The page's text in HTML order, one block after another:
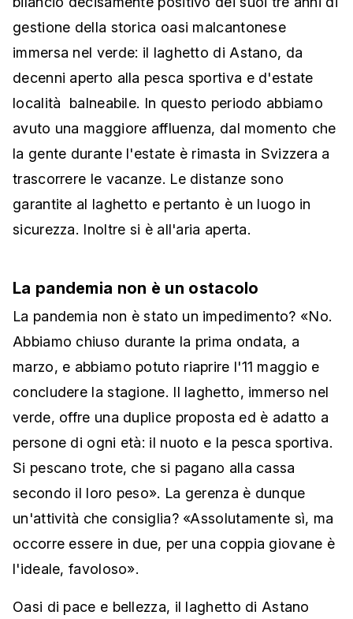
gestione della storica oasi malcantonese
immersa nel verde: il laghetto di Astano, da
decenni aperto alla pesca sportiva e d'estate
località balneabile. In questo periodo abbiamo
avuto una maggiore affluenza, dal momento che
la gente durante l'estate è rimasta in Svizzera a
trascorrere le vacanze. Le distanze sono
garantite al laghetto e pertanto è un luogo in
sicurezza. Inoltre si è all'aria aperta.
La pandemia non è un ostacolo
La pandemia non è stato un impedimento? «No.
Abbiamo chiuso durante la prima ondata, a
marzo, e abbiamo potuto riaprire l'11 maggio e
concludere la stagione. Il laghetto, immerso nel
verde, offre una duplice proposta ed è adatto a
persone di ogni età: il nuoto e la pesca sportiva.
Si pescano trote, che si pagano alla cassa
secondo il loro peso». La gerenza è dunque
un'attività che consiglia? «Assolutamente sì, ma
occorre essere in due, per una coppia giovane è
l'ideale, favoloso».
Oasi di pace e bellezza, il laghetto di Astano